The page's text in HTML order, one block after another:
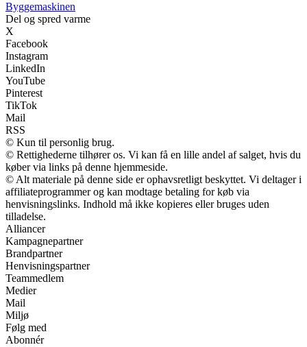
Byggemaskinen
Del og spred varme
X
Facebook
Instagram
LinkedIn
YouTube
Pinterest
TikTok
Mail
RSS
© Kun til personlig brug.
© Rettighederne tilhører os. Vi kan få en lille andel af salget, hvis du
køber via links på denne hjemmeside.
© Alt materiale på denne side er ophavsretligt beskyttet. Vi deltager i
affiliateprogrammer og kan modtage betaling for køb via
henvisningslinks. Indhold må ikke kopieres eller bruges uden
tilladelse.
Alliancer
Kampagnepartner
Brandpartner
Henvisningspartner
Teammedlem
Medier
Mail
Miljø
Følg med
Abonnér